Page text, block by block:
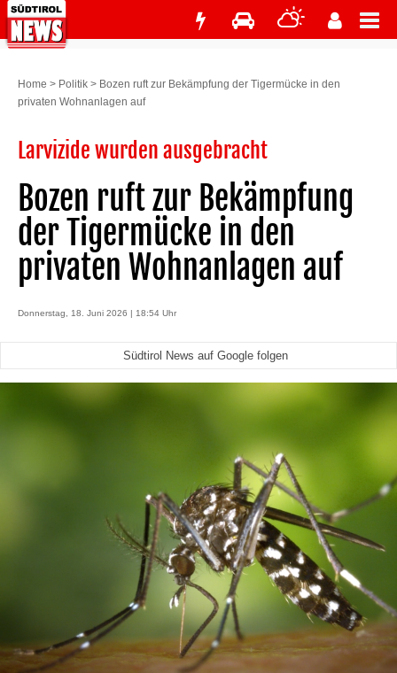
Home > Politik > Bozen ruft zur Bekämpfung der Tigermücke in den
privaten Wohnanlagen auf
Larvizide wurden ausgebracht
Bozen ruft zur Bekämpfung
der Tigermücke in den
privaten Wohnanlagen auf
Donnerstag, 18. Juni 2026 | 18:54 Uhr
Südtirol News auf Google folgen